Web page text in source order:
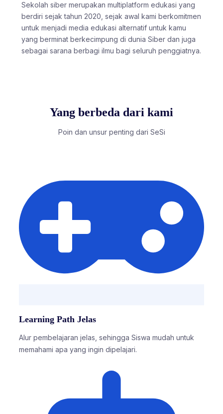
Sekolah siber merupakan multiplatform edukasi yang
berdiri sejak tahun 2020, sejak awal kami berkomitmen
untuk menjadi media edukasi alternatif untuk kamu
yang berminat berkecimpung di dunia Siber dan juga
sebagai sarana berbagi ilmu bagi seluruh penggiatnya.
Yang berbeda dari kami
Poin dan unsur penting dari SeSi
Learning Path Jelas
Alur pembelajaran jelas, sehingga Siswa mudah untuk
memahami apa yang ingin dipelajari.